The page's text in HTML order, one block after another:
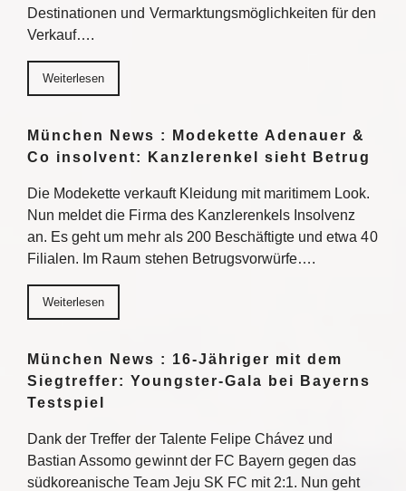
Destinationen und Vermarktungsmöglichkeiten für den
Verkauf….
Weiterlesen
München News : Modekette Adenauer &
Co insolvent: Kanzlerenkel sieht Betrug
Die Modekette verkauft Kleidung mit maritimem Look.
Nun meldet die Firma des Kanzlerenkels Insolvenz
an. Es geht um mehr als 200 Beschäftigte und etwa 40
Filialen. Im Raum stehen Betrugsvorwürfe….
Weiterlesen
München News : 16-Jähriger mit dem
Siegtreffer: Youngster-Gala bei Bayerns
Testspiel
Dank der Treffer der Talente Felipe Chávez und
Bastian Assomo gewinnt der FC Bayern gegen das
südkoreanische Team Jeju SK FC mit 2:1. Nun geht